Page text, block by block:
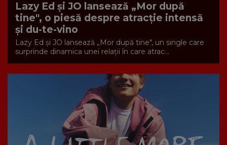
Lazy Ed și JO lansează „Mor după
tine", o piesă despre atracție intensă
și du-te-vino
Lazy Ed și JO lansează „Mor după tine", un single care
surprinde dinamica unei relații în care atrac...